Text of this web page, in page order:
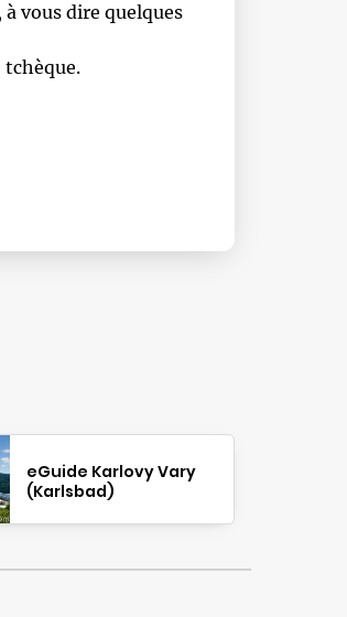
vous dire quelques
tchèque.
eGuide Karlovy Vary
(Karlsbad)